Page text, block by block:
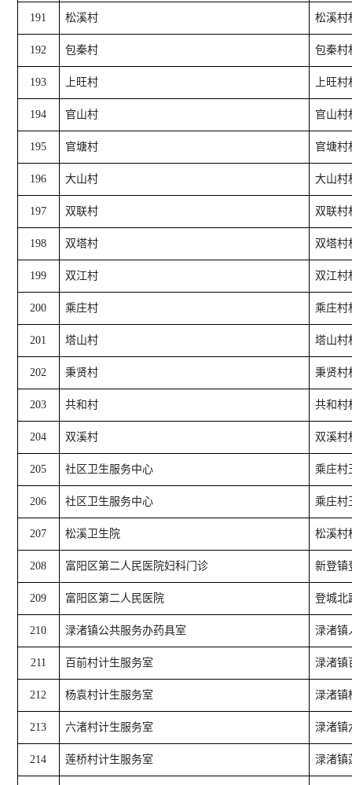
191 松溪村 松溪村
192 包秦村 包秦村
193 上旺村 上旺
194 官山村 官山村
195 官塘村 官塘村
196 大山村 大山村
197 双联村 双联村
198 双塔村 双塔村
199 双江村 双江村
200 乘庄村 乘庄村
201 塔山村 塔山村
202 秉贤村 秉贤村
203 共和村 共和村
204 双溪村 双溪村
205 社区卫生服务中心 乘庄村
206 社区卫生服务中心 乘庄村
207 松溪卫生院 松溪村
208 富阳区第二人民医院妇科门诊 新登镇
209 富阳区第二人民医院 登城北
210 渌渚镇公共服务办药具室 渌渚镇
211 百前村计生服务室 渌渚镇
212 杨袁村计生服务室 渌渚镇
213 六渚村计生服务室 渌渚镇
214 莲桥村计生服务室 渌渚镇